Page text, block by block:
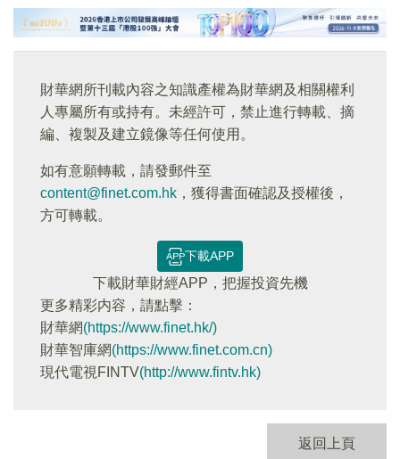
財華網所刊載內容之知識產權為財華網及相關權利
人專屬所有或持有。未經許可，禁止進行轉載、摘
編、複製及建立鏡像等任何使用。
如有意願轉載，請發郵件至
content@finet.com.hk ，獲得書面確認及授權後，
方可轉載。
下載APP
下載財華財經APP，把握投資先機
更多精彩内容，請點擊：
財華網(https://www.finet.hk/)
財華智庫網(https://www.finet.com.cn)
現代電視FINTV(http://www.fintv.hk)
返回上頁